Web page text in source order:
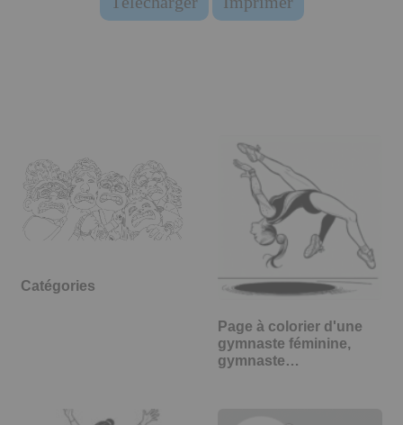
Catégories
Page à colorier d'une
gymnaste féminine,
gymnaste…